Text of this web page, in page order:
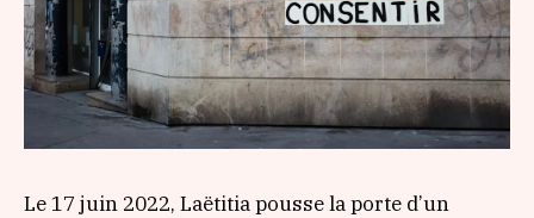
Le 17 juin 2022, Laëtitia pousse la porte d’un